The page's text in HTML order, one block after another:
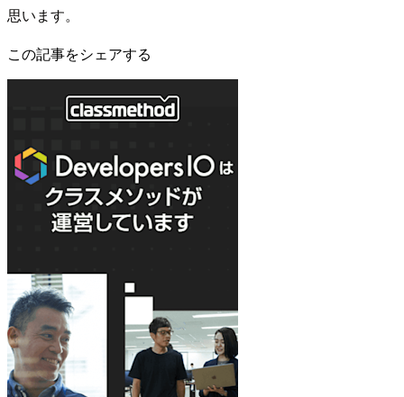
思います。
この記事をシェアする